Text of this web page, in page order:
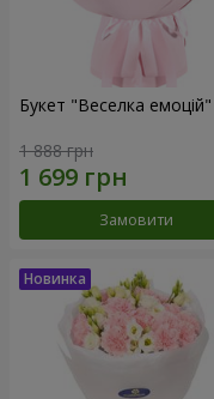
Букет "Веселка емоцій"
1 888 грн
Замовити